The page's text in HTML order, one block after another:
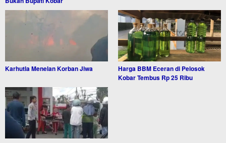
Karhutla Menelan Korban Jiwa
Harga BBM Eceran di Pelosok
Kobar Tembus Rp 25 Ribu